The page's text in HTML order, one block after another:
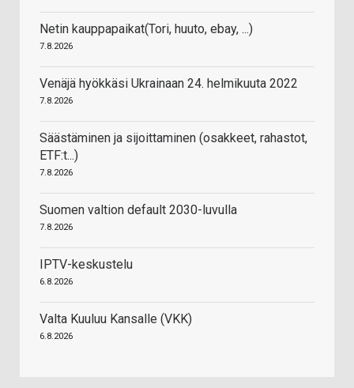
Netin kauppapaikat(Tori, huuto, ebay, ...)
7.8.2026
Venäjä hyökkäsi Ukrainaan 24. helmikuuta 2022
7.8.2026
Säästäminen ja sijoittaminen (osakkeet, rahastot,
ETF:t...)
7.8.2026
Suomen valtion default 2030-luvulla
7.8.2026
IPTV-keskustelu
6.8.2026
Valta Kuuluu Kansalle (VKK)
6.8.2026